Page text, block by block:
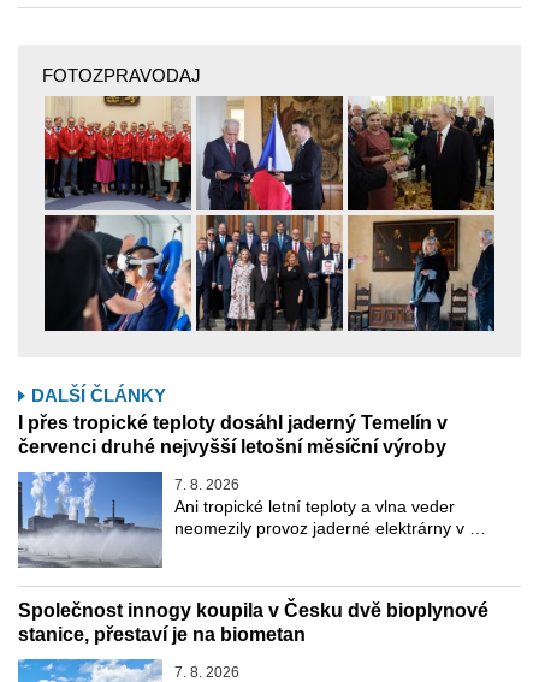
FOTOZPRAVODAJ
DALŠÍ ČLÁNKY
I přes tropické teploty dosáhl jaderný Temelín v
červenci druhé nejvyšší letošní měsíční výroby
7. 8. 2026
Ani tropické letní teploty a vlna veder
neomezily provoz jaderné elektrárny v …
Společnost innogy koupila v Česku dvě bioplynové
stanice, přestaví je na biometan
7. 8. 2026